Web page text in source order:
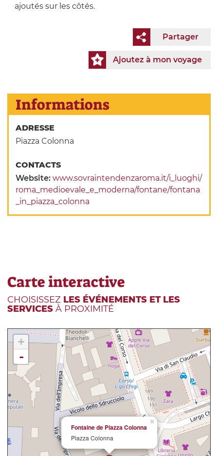
ajoutés sur les côtés.
Partager
Ajoutez à mon voyage
Informations
ADRESSE
Piazza Colonna
CONTACTS
Website:www.sovraintendenzaroma.it/i_luoghi/
roma_medioevale_e_moderna/fontane/fontana
_in_piazza_colonna
Carte interactive
CHOISISSEZ LES ÉVÉNEMENTS ET LES
SERVICES À PROXIMITÉ
×
Fontaine de Piazza Colonna
Piazza Colonna
+
-